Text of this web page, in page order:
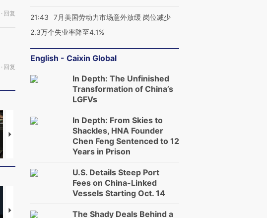
· 回复
· 回复
马航飞行员跨国走私7万
粒摇头丸 尿检体内含3种
视线｜被称为“蟑螂”的印
度Z世代 用街头抗争将教
育部长拱下台
机”？难民潮撕裂西班牙
【推广】走进第四届链博
【商旅对话】华住集团
21:43
7月美国劳动力市场意外放缓 岗位减少
2.3万个失业率降至4.1%
English - Caixin Global
In Depth: The Unfinished
Transformation of China’s
LGFVs
In Depth: From Skies to
Shackles, HNA Founder
Chen Feng Sentenced to 12
Years in Prison
U.S. Details Steep Port
Fees on China-Linked
Vessels Starting Oct. 14
The Shady Deals Behind a